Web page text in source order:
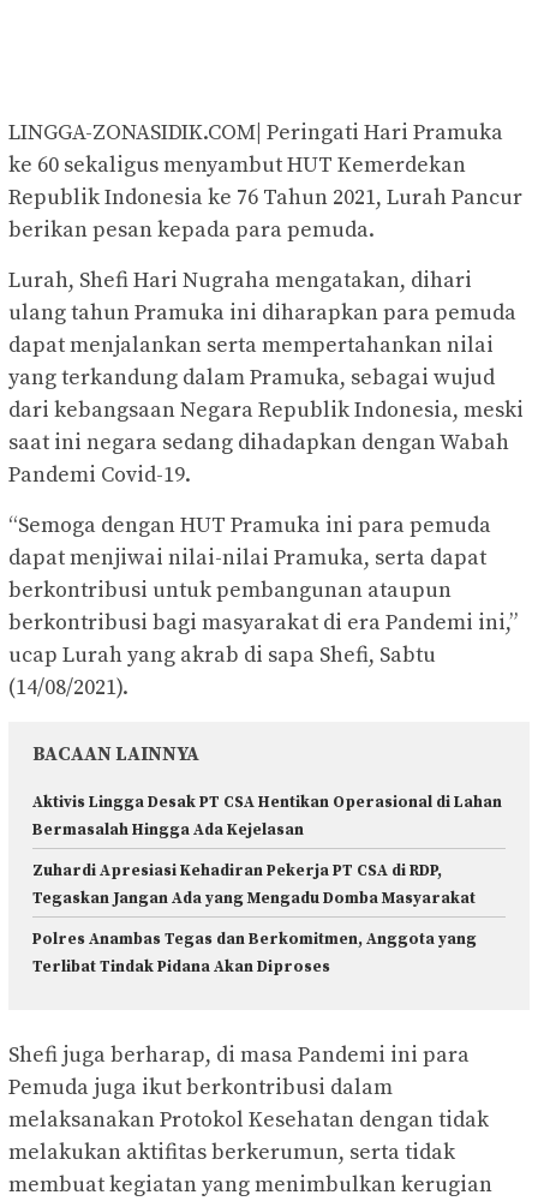
LINGGA-ZONASIDIK.COM| Peringati Hari Pramuka
ke 60 sekaligus menyambut HUT Kemerdekan
Republik Indonesia ke 76 Tahun 2021, Lurah Pancur
berikan pesan kepada para pemuda.
Lurah, Shefi Hari Nugraha mengatakan, dihari
ulang tahun Pramuka ini diharapkan para pemuda
dapat menjalankan serta mempertahankan nilai
yang terkandung dalam Pramuka, sebagai wujud
dari kebangsaan Negara Republik Indonesia, meski
saat ini negara sedang dihadapkan dengan Wabah
Pandemi Covid-19.
“Semoga dengan HUT Pramuka ini para pemuda
dapat menjiwai nilai-nilai Pramuka, serta dapat
berkontribusi untuk pembangunan ataupun
berkontribusi bagi masyarakat di era Pandemi ini,”
ucap Lurah yang akrab di sapa Shefi, Sabtu
(14/08/2021).
BACAAN LAINNYA
Aktivis Lingga Desak PT CSA Hentikan Operasional di Lahan
Bermasalah Hingga Ada Kejelasan
Zuhardi Apresiasi Kehadiran Pekerja PT CSA di RDP,
Tegaskan Jangan Ada yang Mengadu Domba Masyarakat
Polres Anambas Tegas dan Berkomitmen, Anggota yang
Terlibat Tindak Pidana Akan Diproses
Shefi juga berharap, di masa Pandemi ini para
Pemuda juga ikut berkontribusi dalam
melaksanakan Protokol Kesehatan dengan tidak
melakukan aktifitas berkerumun, serta tidak
membuat kegiatan yang menimbulkan kerugian